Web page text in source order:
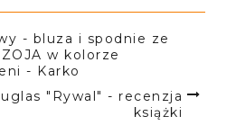
- bluza i spodnie ze
w kolorze
- Karko
"Rywal" - recenzja
książki